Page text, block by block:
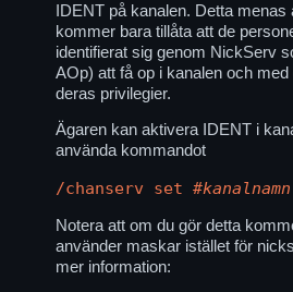
IDENT på kanalen. Detta menas
kommer bara tillåta att de
identifierat sig genom NickServ
AOp) att få op i kanalen och
deras privilegier.
Ägaren kan aktivera IDENT i
använda kommandot
/chanserv set#kanalnamn
Notera att om du gör detta
använder maskar istället för
mer information: